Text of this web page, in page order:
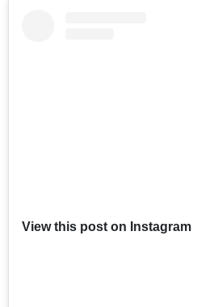
View this post on Instagram